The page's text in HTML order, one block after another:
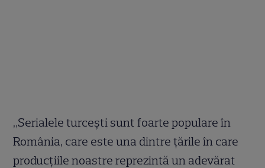
„Serialele turcești sunt foarte populare în
România, care este una dintre țările în care
producțiile noastre reprezintă un adevărat